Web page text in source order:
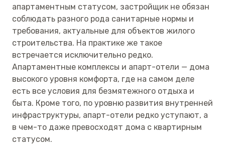
апартаментным статусом, застройщик не обязан
соблюдать разного рода санитарные нормы и
требования, актуальные для объектов жилого
строительства. На практике же такое
встречается исключительно редко.
Апартаментные комплексы и апарт-отели — дома
высокого уровня комфорта, где на самом деле
есть все условия для безмятежного отдыха и
быта. Кроме того, по уровню развития внутренней
инфраструктуры, апарт-отели редко уступают, а
в чем-то даже превосходят дома с квартирным
статусом.